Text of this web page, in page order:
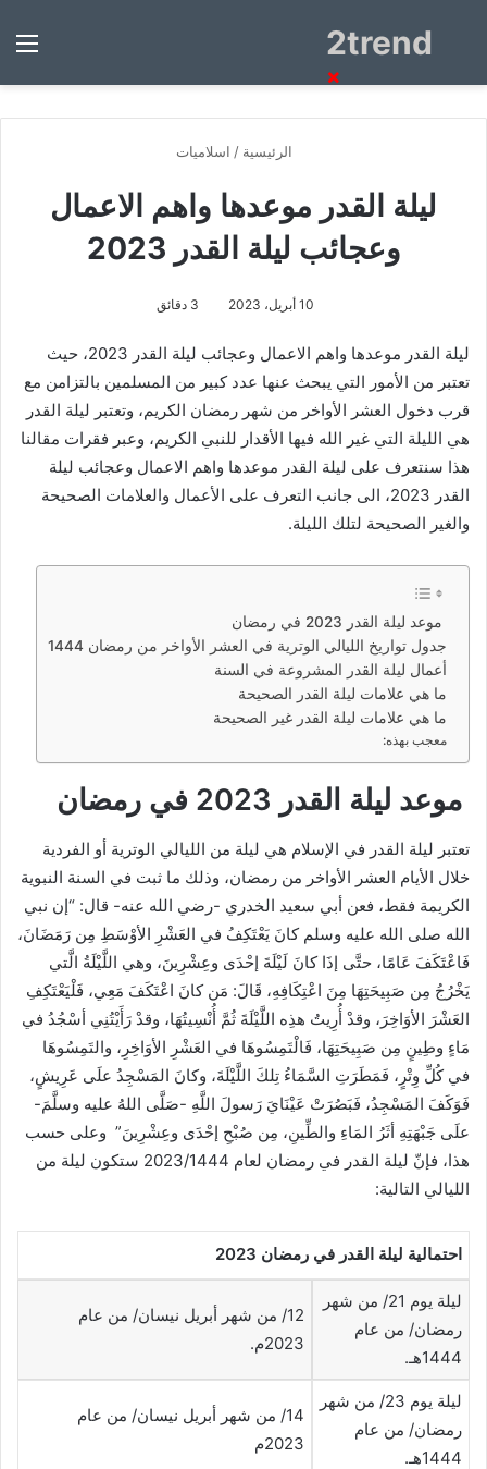
2trendبحث
الرئيسية / اسلاميات
ليلة القدر موعدها واهم الاعمال
وعجائب ليلة القدر 2023
10 أبريل، 2023
ليلة القدر موعدها واهم الاعمال وعجائب ليلة القدر 2023، حيث
تعتبر من الأمور التي يبحث عنها عدد كبير من المسلمين بالتزامن مع
قرب دخول العشر الأواخر من شهر رمضان الكريم، وتعتبر ليلة القدر
هي الليلة التي غير الله فيها الأقدار للنبي الكريم، وعبر فقرات مقالنا
هذا سنتعرف على ليلة القدر موعدها واهم الاعمال وعجائب ليلة
القدر 2023، الى جانب التعرف على الأعمال والعلامات الصحيحة
والغير الصحيحة لتلك الليلة.
موعد ليلة القدر 2023 في رمضان
جدول تواريخ الليالي الوترية في العشر الأواخر من رمضان 1444
أعمال ليلة القدر المشروعة في السنة
ما هي علامات ليلة القدر الصحيحة
ما هي علامات ليلة القدر غير الصحيحة
معجب بهذه:
موعد ليلة القدر 2023 في رمضان
تعتبر ليلة القدر في الإسلام هي ليلة من الليالي الوترية أو الفردية
خلال الأيام العشر الأواخر من رمضان، وذلك ما ثبت في السنة النبوية
الكريمة فقط، فعن أبي سعيد الخدري -رضي الله عنه- قال: “إن نبي
الله صلى الله عليه وسلم كانَ يَعْتَكِفُ في العَشْرِ الأوْسَطِ مِن رَمَضَانَ،
فَاعْتَكَفَ عَامًا، حتَّى إذَا كانَ لَيْلَةَ إحْدَى وعِشْرِينَ، وهي اللَّيْلَةُ الَّتي
يَخْرُجُ مِن صَبِيحَتِهَا مِنَ اعْتِكَافِهِ، قَالَ: مَن كانَ اعْتَكَفَ مَعِي، فَلْيَعْتَكِفِ
العَشْرَ الأوَاخِرَ، وقدْ أُرِيتُ هذِه اللَّيْلَةَ ثُمَّ أُنْسِيتُهَا، وقدْ رَأَيْتُنِي أسْجُدُ في
مَاءٍ وطِينٍ مِن صَبِيحَتِهَا، فَالْتَمِسُوهَا في العَشْرِ الأوَاخِرِ، والتَمِسُوهَا
في كُلِّ وِتْرٍ، فَمَطَرَتِ السَّمَاءُ تِلكَ اللَّيْلَةَ، وكانَ المَسْجِدُ علَى عَرِيشٍ،
فَوَكَفَ المَسْجِدُ، فَبَصُرَتْ عَيْنَايَ رَسولَ اللَّهِ -صَلَّى اللهُ عليه وسلَّمَ-
علَى جَبْهَتِهِ أثَرُ المَاءِ والطِّينِ، مِن صُبْحِ إحْدَى وعِشْرِينَ” وعلى حسب
هذا، فإنّ ليلة القدر في رمضان لعام 2023/1444 ستكون ليلة من
الليالي التالية:
احتمالية ليلة القدر في رمضان 2023
ليلة يوم 21/ من شهر
رمضان/ من عام
1444هـ.
12/ من شهر أبريل نيسان/ من عام
2023م.
ليلة يوم 23/ من شهر
رمضان/ من عام
1444هـ.
14/ من شهر أبريل نيسان/ من عام
2023م
×